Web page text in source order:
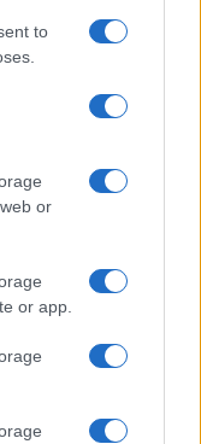
to
or
or app.
a La
rena
a Olbia e in
bella anche dal
fa